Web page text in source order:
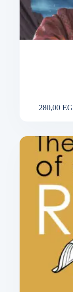
280,00